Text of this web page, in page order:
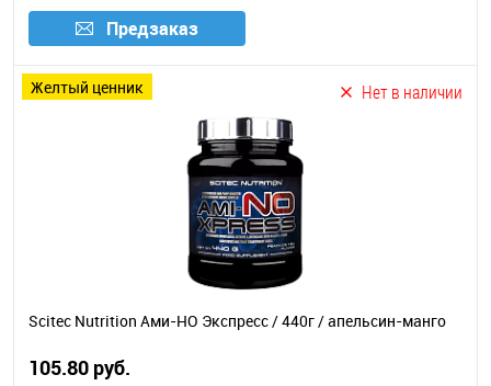
Предзаказ
желтый ценник Нет в наличии
Scitec Nutrition Ами-НО Экспресс / 440г / апельсин-манго
105.80 руб.